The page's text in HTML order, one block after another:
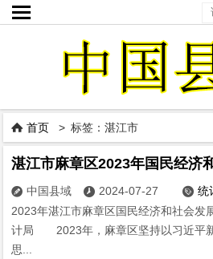

 首页 > 标签：湛江市
湛江市麻章区2023年国民经济
 中国县域  2024-07-27  统
2023年湛江市麻章区国民经济和社会发
计局 2023年，麻章区坚持以习近平
思...